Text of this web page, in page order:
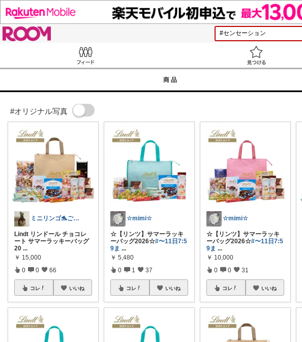
商品
#オリジナル写真
ミニリンゴ🐬ご縁に感謝🌻ありがとう
Lindt リンドール チョコレ
ート サマーラッキーバッグ
20 ...
￥ 15,000
0 0 66
コレ いいね
☆mimi☆
☆【リンツ】サマーラッキ
ーバッグ2026☆#〜11日7:5
9ま ...
￥ 5,480
0 1 37
コレ いいね
☆mimi☆
☆【リンツ】サマーラッキ
ーバッグ2026☆#〜11日7:5
9ま ...
￥ 10,000
0 0 31
コレ いいね